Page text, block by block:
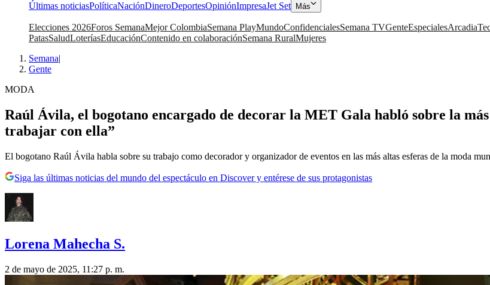
Últimas noticiasPolíticaNaciónDineroDeportesOpiniónImpresaJet Set Más
Elecciones 2026Foros SemanaMejor ColombiaSemana PlayMundoConfidencialesSemana TVGenteEspecialesArcadia
PatasSaludLoteríasEducaciónContenido en colaboraciónSemana RuralMujeres
Semana|
Gente
MODA
Raúl Ávila, el bogotano encargado de decorar la MET Gala habló sobre la
trabajar con ella”
El bogotano Raúl Ávila habla sobre su trabajo como decorador y organizador de eventos en las más altas esferas de la moda
Siga las últimas noticias del mundo del espectáculo en Discover y entérese de sus protagonistas
Lorena Mahecha S.
2 de mayo de 2025, 11:27 p. m.